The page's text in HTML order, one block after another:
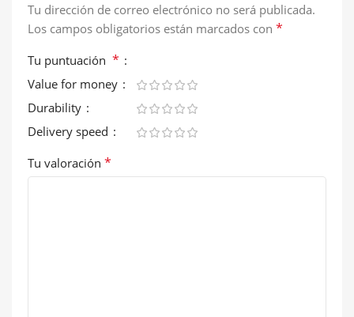
Tu dirección de correo electrónico no será publicada.
Los campos obligatorios están marcados con *
Tu puntuación *
Value for money
Durability
Delivery speed
Tu valoración *